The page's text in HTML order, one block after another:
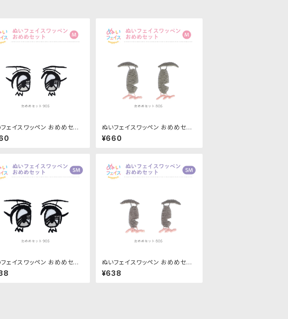
ェイスワッペン おめめセット
ズ「90S」NUIW-56｜清原
社
ぬいフェイスワッペン おめめセット
Mサイズ「80S」NUIW-57｜清原
株式会社
¥660
ェイスワッペン おめめセット
イズ「90S」NUIW-70｜清
会社
ぬいフェイスワッペン おめめセット
S Mサイズ「80S」NUIW-71｜清
原株式会社
¥638